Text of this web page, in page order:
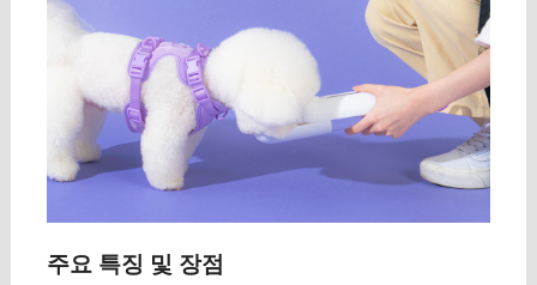
주요 특징 및 장점